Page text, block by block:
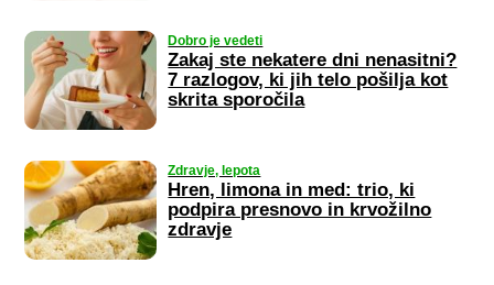
Dobro je vedeti
Zakaj ste nekatere dni nenasitni?
7 razlogov, ki jih telo pošilja kot
skrita sporočila
Zdravje, lepota
Hren, limona in med: trio, ki
podpira presnovo in krvožilno
zdravje